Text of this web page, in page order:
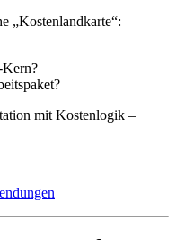
„Kostenlandkarte“:
Kern?
mit Kostenlogik –